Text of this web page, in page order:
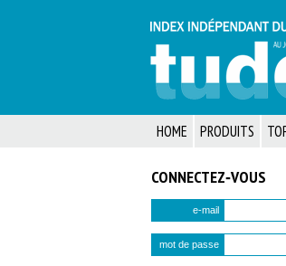
HOME PRODUITS
CONNECTEZ‑VOUS
e-mail
mot de passe